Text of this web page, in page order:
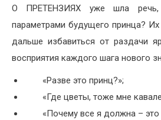
О ПРЕТЕНЗИЯХ уже шла речь,
параметрами будущего принца?
дальше избавиться от раздачи
восприятия каждого шага нового
«Разве это принц?»;
«Где цветы, тоже мне
«Почему все я должна –